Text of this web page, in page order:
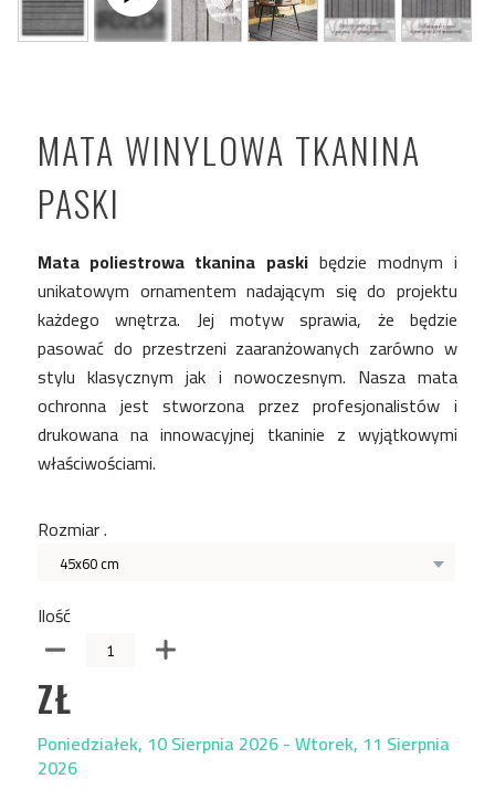
MATA WINYLOWA TKANINA
PASKI
Mata poliestrowa tkanina paskibędzie modnym i
unikatowym ornamentem nadającym się do projektu
każdego wnętrza. Jej motyw sprawia, że będzie
pasować do przestrzeni zaaranżowanych zarówno w
stylu klasycznym jak i nowoczesnym. Nasza mata
ochronna jest stworzona przez profesjonalistów i
drukowana na innowacyjnej tkaninie z wyjątkowymi
właściwościami.
Rozmiar .
45x60 cm
Ilość
ZŁ
Poniedziałek, 10 Sierpnia 2026 - Wtorek, 11 Sierpnia
2026